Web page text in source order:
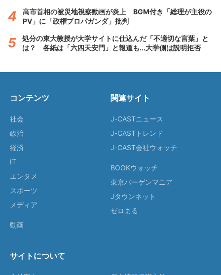
高市首相の被災地視察動画が炎上 BGM付き「総理が主役の
PV」に「政権プロパガンダ」批判
処分の東大教授が大学サイトに仕込んだ「不適切な言葉」と
は？ 各紙は「六四天安門」と報道も...大学側は説明拒否
コンテンツ
社会
政治
経済
IT
エンタメ
スポーツ
メディア
動画
関連サイト
J-CASTニュース
J-CASTトレンド
J-CAST会社ウォッチ
BOOKウォッチ
東京バーゲンマニア
Jタウンネット
ゼロまる
サイトについて